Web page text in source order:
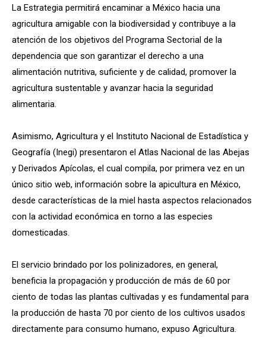
La Estrategia permitirá encaminar a México hacia una
agricultura amigable con la biodiversidad y contribuye a la
atención de los objetivos del Programa Sectorial de la
dependencia que son garantizar el derecho a una
alimentación nutritiva, suficiente y de calidad, promover la
agricultura sustentable y avanzar hacia la seguridad
alimentaria.
Asimismo, Agricultura y el Instituto Nacional de Estadística y
Geografía (Inegi) presentaron el Atlas Nacional de las Abejas
y Derivados Apícolas, el cual compila, por primera vez en un
único sitio web, información sobre la apicultura en México,
desde características de la miel hasta aspectos relacionados
con la actividad económica en torno a las especies
domesticadas.
El servicio brindado por los polinizadores, en general,
beneficia la propagación y producción de más de 60 por
ciento de todas las plantas cultivadas y es fundamental para
la producción de hasta 70 por ciento de los cultivos usados
directamente para consumo humano, expuso Agricultura.